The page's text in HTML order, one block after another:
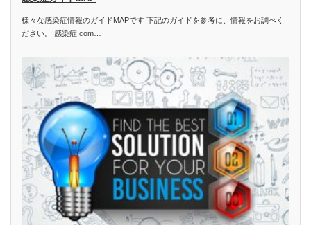
様々な感染症情報のガイドMAPです 下記のガイドを参考に、情報をお調べく
ださい。 感染症.com…